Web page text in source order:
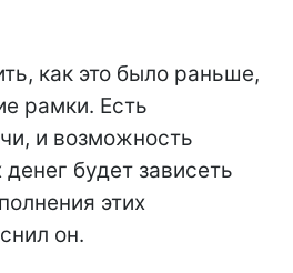
как это было раньше,
рамки. Есть
и возможность
будет зависеть
этих
он.